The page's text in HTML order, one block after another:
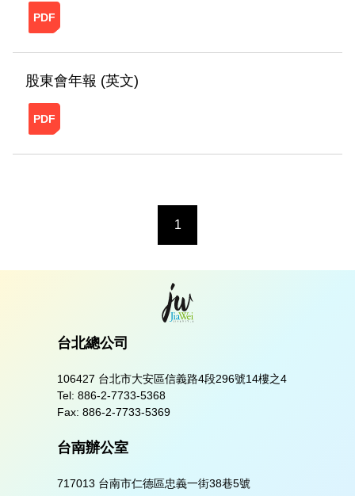
20260504163029427818487.pdf
股東會年報 (英文)
20260504163108839123940.pdf
1
台北總公司
106427 台北市大安區信義路4段296號14樓之4
Tel: 886-2-7733-5368
Fax: 886-2-7733-5369
台南辦公室
717013 台南市仁德區忠義一街38巷5號